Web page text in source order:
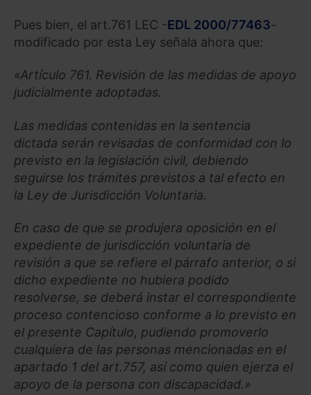
Pues bien, el art.761 LEC -EDL 2000/77463-
modificado por esta Ley señala ahora que:
«Artículo 761. Revisión de las medidas de apoyo
judicialmente adoptadas.
Las medidas contenidas en la sentencia
dictada serán revisadas de conformidad con lo
previsto en la legislación civil, debiendo
seguirse los trámites previstos a tal efecto en
la Ley de Jurisdicción Voluntaria.
En caso de que se produjera oposición en el
expediente de jurisdicción voluntaria de
revisión a que se refiere el párrafo anterior, o si
dicho expediente no hubiera podido
resolverse, se deberá instar el correspondiente
proceso contencioso conforme a lo previsto en
el presente Capítulo, pudiendo promoverlo
cualquiera de las personas mencionadas en el
apartado 1 del art.757, así como quien ejerza el
apoyo de la persona con discapacidad.»